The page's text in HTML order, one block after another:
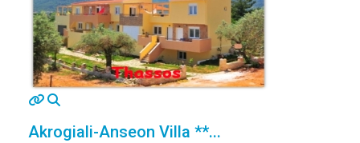
MOD_JTCS_VIEW_ARTICLE_LINK
Akrogiali-Anseon Villa **...